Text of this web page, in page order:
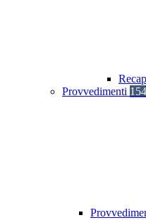
Provvedimenti 154